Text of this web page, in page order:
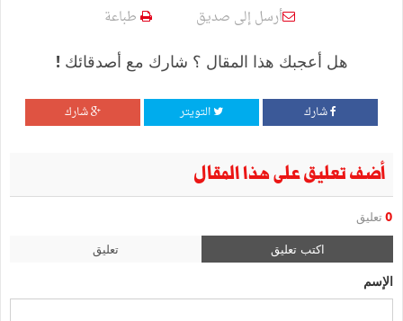
أرسل إلى صديق طباعة
هل أعجبك هذا المقال ؟ شارك مع أصدقائك !
شارك التويتر شارك
أضف تعليق على هذا المقال
0 تعليق
اكتب تعليق تعليق
الإسم